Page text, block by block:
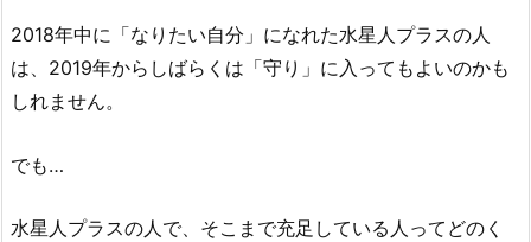
2018年中に「なりたい自分」になれた水星人プラスの人
は、2019年からしばらくは「守り」に入ってもよいのかも
しれません。
でも…
水星人プラスの人で、そこまで充足している人ってどのく